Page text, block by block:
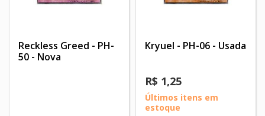
Reckless Greed - PH-
50 - Nova
Kryuel - PH-06 - Usada
R$ 1,25
Últimos itens em
estoque